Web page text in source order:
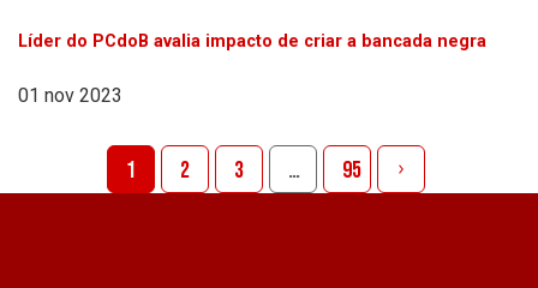
Líder do PCdoB avalia impacto de criar a bancada negra
01 nov 2023
1 2 3 … 95